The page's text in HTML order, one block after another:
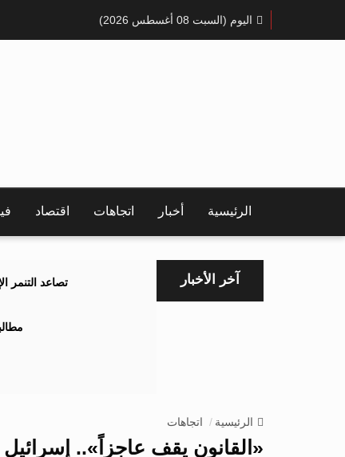
اليوم (السبت 08 أغسطس 2026)
الرئيسية أخبار اتجاهات اقتصاد
آخر الأخبار تصاعد التنمر
الرئيسية اتجاهات
«القانون يقف عاجزاً»..